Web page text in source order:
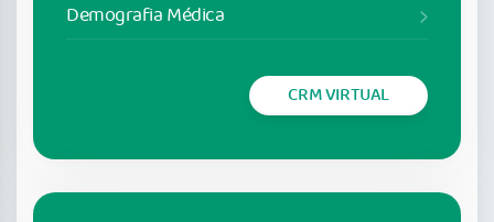
Demografia Médica
CRM VIRTUAL